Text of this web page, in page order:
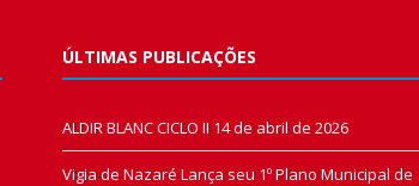
ÚLTIMAS PUBLICAÇÕES
ALDIR BLANC CICLO II 14 de abril de 2026
Vigia de Nazaré Lança seu 1º Plano Municipal de